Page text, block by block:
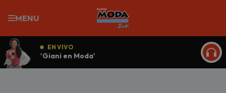
MENU
EN VIVO
'Giani en Moda'